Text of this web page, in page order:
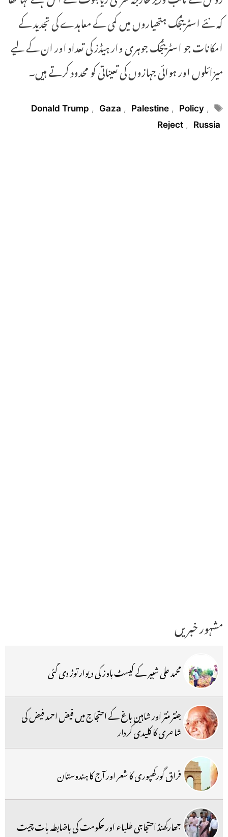
کہ نئے اسٹریٹجک ہتھیاروں میں کمی کے معاہدے کی تجدید کے
امکانات جو اسٹریٹجک جوہری وار ہیڈز کی تعداد اور ان کے لیے
میزائلوں اور ہوائی جہازوں کی تعیناتی کو محدود کرتے ہیں۔
Tags
Donald Trump , Gaza , Palestine , Policy ,
Reject , Russia
مشہور خبریں
محمد علی شبیر کے گیسٹ ہاوز کی دیوار توڑ دی گئی
جنتر منتر اور شاہین باغ کے احتجاج میں فیض احمد فیض کی
شاعری کا کلیدی کردار
فراق گورکھپوری کا شعر اور آج کا ہندوستان
جھارکھنڈ احتجاجی طلباء اور حکومت کی باضابطہ بات چیت